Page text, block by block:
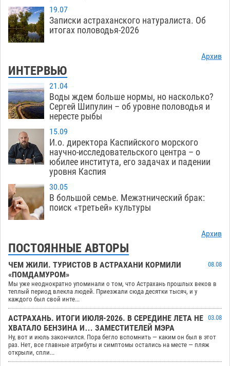
19.07
Записки астраханского натуралиста. Об
итогах половодья-2026
Архив
ИНТЕРВЬЮ
21.04
Воды ждем больше нормы, но насколько?
Сергей Шипулин – об уровне половодья и
нересте рыбы
15.09
И.о. директора Каспийского морского
научно-исследовательского центра – о
юбилее института, его задачах и падении
уровня Каспия
30.05
В большой семье. Межэтнический брак:
поиск «третьей» культуры
Архив
ПОСТОЯННЫЕ АВТОРЫ
ЧЕМ ЖИЛИ. ТУРИСТОВ В АСТРАХАНИ КОРМИЛИ
«ПОМДАМУРОМ»
08.08
Мы уже неоднократно упоминали о том, что Астрахань прошлых веков в
теплый период влекла людей. Приезжали сюда десятки тысяч, и у
каждого был свой инте...
АСТРАХАНЬ. ИТОГИ ИЮЛЯ-2026. В СЕРЕДИНЕ ЛЕТА НЕ
ХВАТАЛО БЕНЗИНА И… ЗАМЕСТИТЕЛЕЙ МЭРА
03.08
Ну, вот и июль закончился. Пора бегло вспомнить — каким он был в этот
раз. Нет, все главные атрибуты и симптомы остались на месте — пляж
открыли, спли...